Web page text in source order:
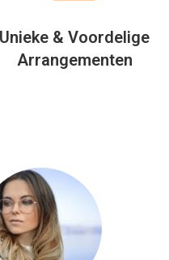
Unieke & Voordelige
Arrangementen